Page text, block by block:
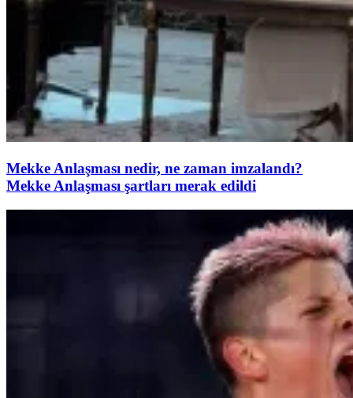
Mekke Anlaşması nedir, ne zaman imzalandı?
Mekke Anlaşması şartları merak edildi